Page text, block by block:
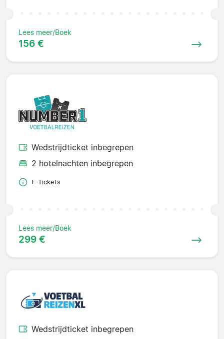
Lees meer/Boek
156 €
Wedstrijdticket inbegrepen
2 hotelnachten inbegrepen
E-Tickets
Lees meer/Boek
299 €
Wedstrijdticket inbegrepen